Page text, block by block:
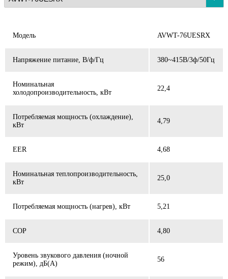
Модель AVWT-76UESRX
Напряжение питание, В/ф/Гц 380~415В/3ф/50Гц
Номинальная
холодопроизводительность, кВт
22,4
Потребляемая мощность (охлаждение),
кВт
4,79
EER 4,68
Номинальная теплопроизводительность,
кВт
25,0
Потребляемая мощность (нагрев), кВт 5,21
СОР 4,80
Уровень звукового давления (ночной
режим), дБ(А)
56